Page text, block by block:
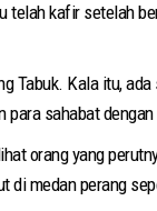
telah kafir setelah
Tabuk. Kala itu,
para sahabat
orang yang
di medan perang